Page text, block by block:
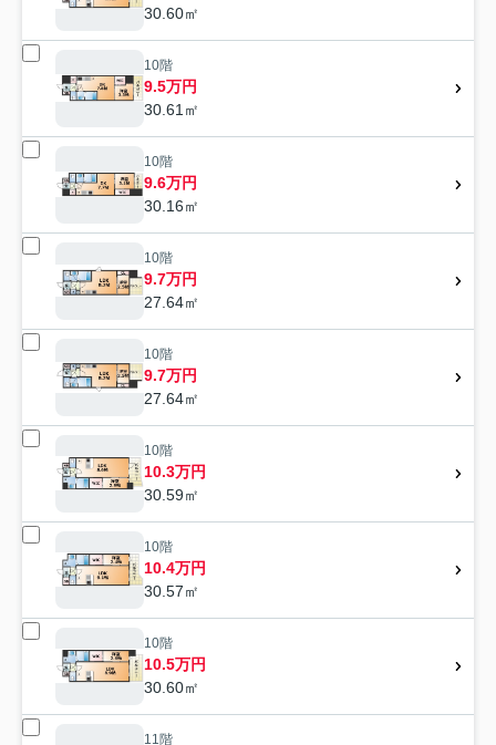
30.60㎡
10階
9.5万円
30.61㎡
10階
9.6万円
30.16㎡
10階
9.7万円
27.64㎡
10階
9.7万円
27.64㎡
10階
10.3万円
30.59㎡
10階
10.4万円
30.57㎡
10階
10.5万円
30.60㎡
11階